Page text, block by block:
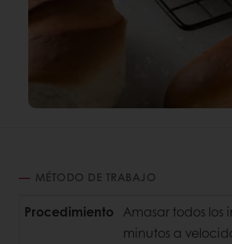
MÉTODO DE TRABAJO
Procedimiento Amasar todos los
minutos a